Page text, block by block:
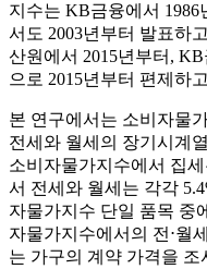
지수는 KB금융에서 1986
서도 2003년부터 발표하
산원에서 2015년부터,
으로 2015년부터 편제하
본 연구에서는 소비자물
전세와 월세의 장기시계
소비자물가지수에서 집
서 전세와 월세는 각각
자물가지수 단일 품목 중
자물가지수에서의 전⋅월
는 가구의 계약 가격을